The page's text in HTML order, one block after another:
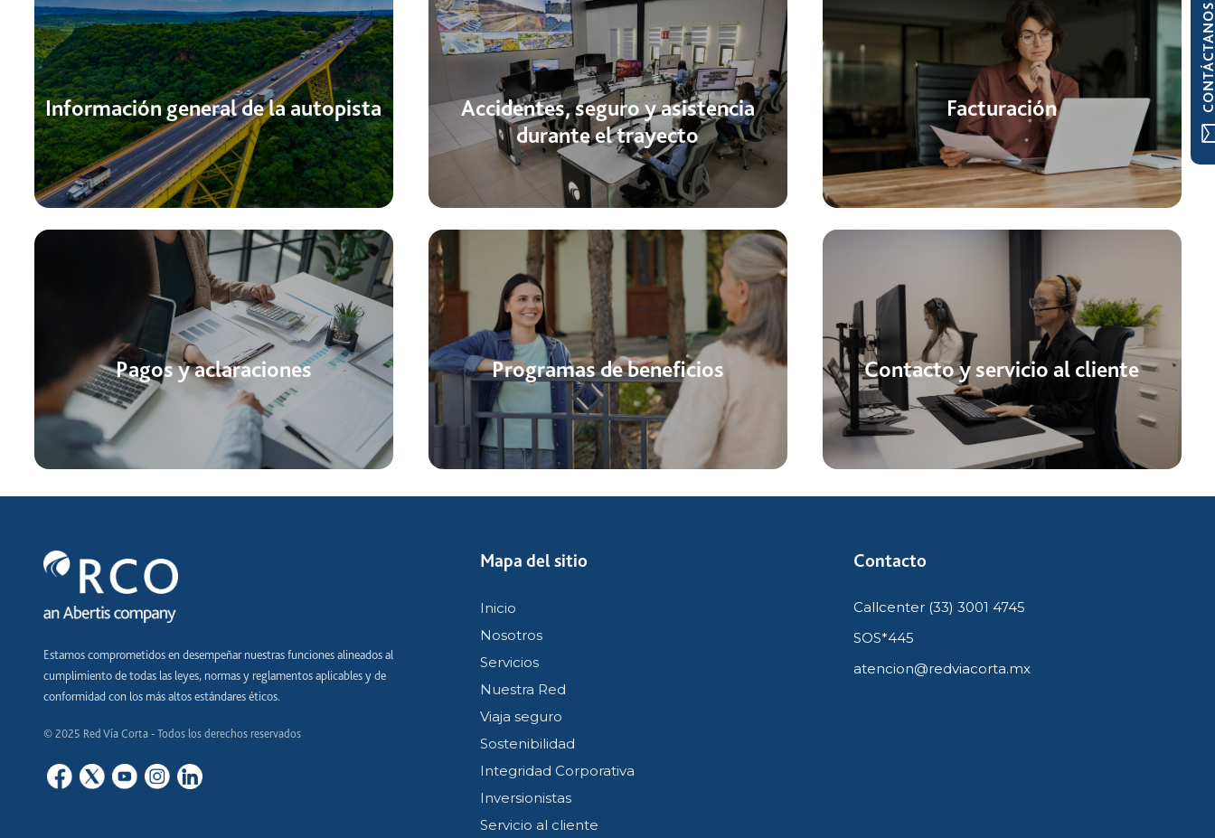
Información general de la autopista
Accidentes, seguro y asistencia
durante el trayecto
Facturación
Pagos y aclaraciones Programas de beneficios Contacto y servicio al cliente
Estamos comprometidos en desempeñar nuestras funciones alineados al
cumplimiento de todas las leyes, normas y reglamentos aplicables y de
conformidad con los más altos estándares éticos.
© 2025 Red Vía Corta - Todos los derechos reservados
Mapa del sitio
Inicio
Nosotros
Servicios
Nuestra Red
Viaja seguro
Sostenibilidad
Integridad Corporativa
Inversionistas
Servicio al cliente
Contacto
Callcenter (33) 3001 4745
SOS*445
atencion@redviacorta.mx